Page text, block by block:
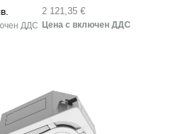
2 121,35 €